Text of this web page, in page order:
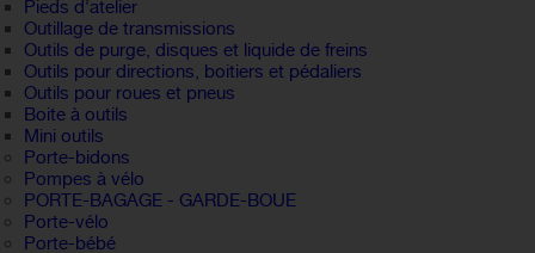
Pieds d'atelier
Outillage de transmissions
Outils de purge, disques et liquide de freins
Outils pour directions, boitiers et pédaliers
Outils pour roues et pneus
Boite à outils
Mini outils
Porte-bidons
Pompes à vélo
PORTE-BAGAGE - GARDE-BOUE
Porte-vélo
Porte-bébé